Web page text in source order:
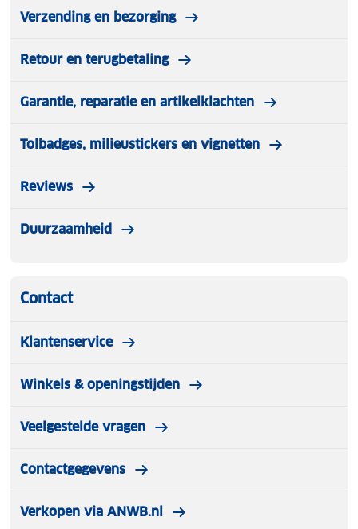
Verzending en bezorging
Retour en terugbetaling
Garantie, reparatie en artikelklachten
Tolbadges, milieustickers en vignetten
Reviews
Duurzaamheid
Contact
Klantenservice
Winkels & openingstijden
Veelgestelde vragen
Contactgegevens
Verkopen via ANWB.nl